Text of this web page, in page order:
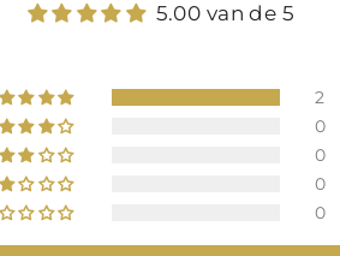
5.00 van de 5
2
0
0
0
0